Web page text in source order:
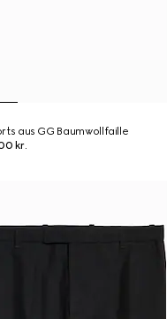
aus GG Baumwollfaille
kr.